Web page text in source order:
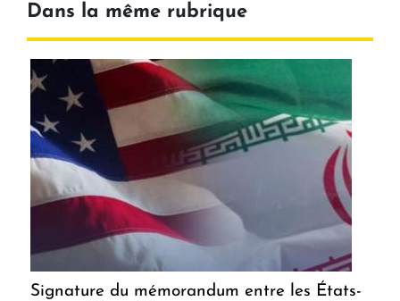
Dans la même rubrique
Signature du mémorandum entre les États-